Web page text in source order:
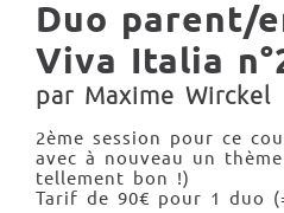
Duo parent/
Viva Italia
par Maxime Wirckel
2ème session pour ce
avec à nouveau un
tellement bon !)
Tarif de 90€ pour 1 duo